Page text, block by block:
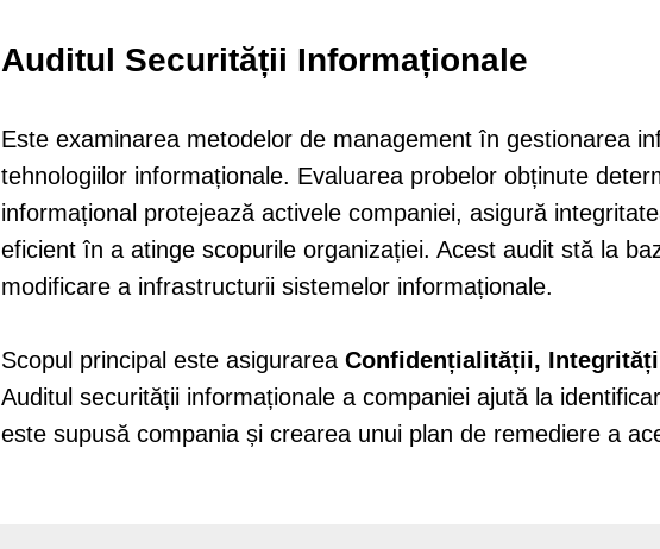
Auditul Securității Informaționale
Este examinarea metodelor de management în gestionarea
tehnologiilor informaționale. Evaluarea probelor obținute
informațional protejează activele companiei, asigură
eficient în a atinge scopurile organizației. Acest audit stă la
modificare a infrastructurii sistemelor informaționale.
Scopul principal este asigurarea Confidențialității,
Auditul securității informaționale a companiei ajută la
este supusă compania și crearea unui plan de remediere a